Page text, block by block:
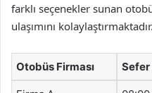
farklı seçenekler sunan
ulaşımını kolaylaştırmaktadır.
Otobüs Firması Sefer